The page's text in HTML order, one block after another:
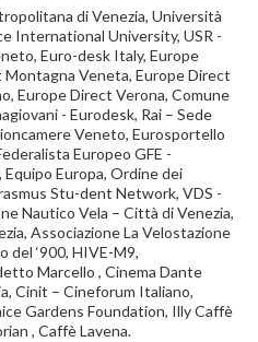
di Venezia, Università
International University, USR -
Euro-desk Italy, Europe
Veneta, Europe Direct
Europe Direct Verona, Comune
- Eurodesk, Rai – Sede
Veneto, Eurosportello
Europeo GFE -
Europa, Ordine dei
Stu-dent Network, VDS -
Nautico Vela – Città di Venezia,
Associazione La Velostazione
del ‘900, HIVE-M9,
Marcello , Cinema Dante
Cinit – Cineforum Italiano,
Gardens Foundation, Illy Caffè
, Caffè Lavena.